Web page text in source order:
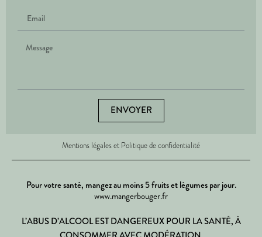
ENVOYER
Mentions légales et Politique de confidentialité
Pour votre santé, mangez au moins 5 fruits et légumes par jour.
www.mangerbouger.fr
L’ABUS D’ALCOOL EST DANGEREUX POUR LA SANTÉ, À